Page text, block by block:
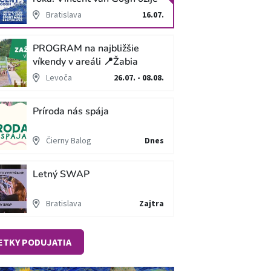
v unikátnej imerzívnej šou!
Bratislava 16.07.
PROGRAM na najbližšie
víkendy v areáli 📍Žabia
cestaLevoča 26.07. - 08.08.
Príroda nás spája
Čierny Balog Dnes
Letný SWAP
Bratislava Zajtra
PODUJATIA